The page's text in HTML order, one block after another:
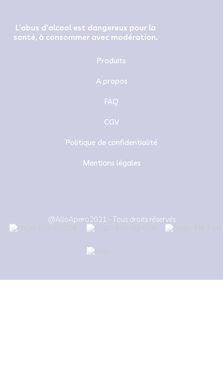
L’abus d’alcool est dangereux pour la
santé, à consommer avec modération.
Produits
A propos
FAQ
CGV
Politique de confidentialité
Mentions légales
@AlloApero2021 - Tous droits réservés